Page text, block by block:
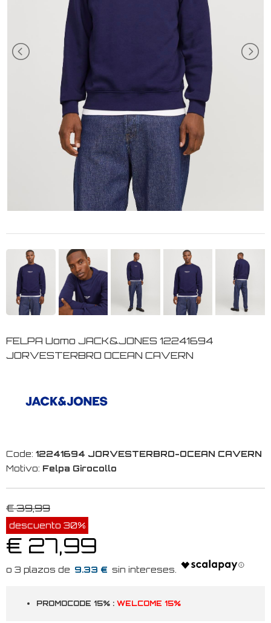
FELPA Uomo JACK&JONES 12241694
JORVESTERBRO OCEAN CAVERN
Code: 12241694 JORVESTERBRO-OCEAN CAVERN
Motivo: Felpa Girocollo
€ 39,99
descuento 30%
€ 27,99
9.33 €
PROMOCODE 15% : WELCOME 15%